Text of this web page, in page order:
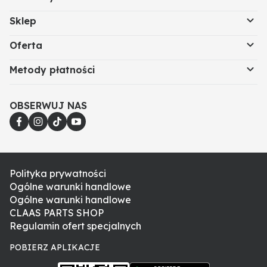
Sklep
Oferta
Metody płatności
OBSERWUJ NAS
Polityka prywatności
Ogólne warunki handlowe
Ogólne warunki handlowe
CLAAS PARTS SHOP
Regulamin ofert specjalnych
POBIERZ APLIKACJE